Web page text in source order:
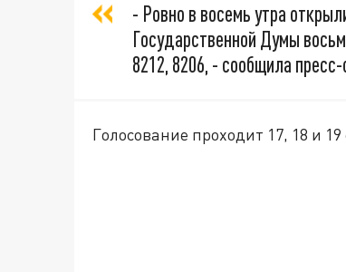
- Ровно в восемь утра
Государственной Думы
8212, 8206, - сообщила
Голосование проходит 17, 18 и 19